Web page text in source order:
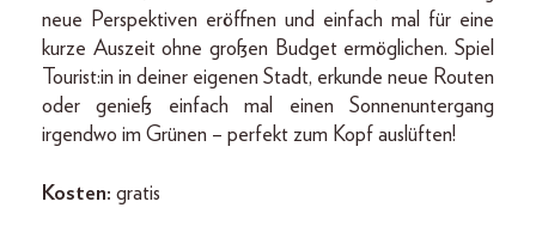
neue Perspektiven eröffnen und einfach mal für eine
kurze Auszeit ohne großen Budget ermöglichen. Spiel
Tourist:in in deiner eigenen Stadt, erkunde neue Routen
oder genieß einfach mal einen Sonnenuntergang
irgendwo im Grünen – perfekt zum Kopf auslüften!
Kosten: gratis